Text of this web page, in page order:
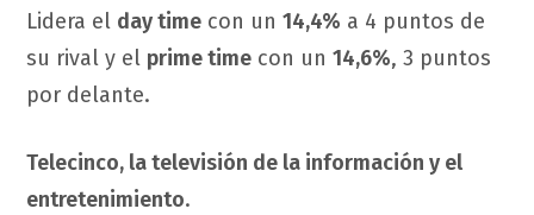
Lidera el day time con un 14,4% a 4 puntos de
su rival y el prime time con un 14,6%, 3 puntos
por delante.
Telecinco, la televisión de la información y el
entretenimiento.